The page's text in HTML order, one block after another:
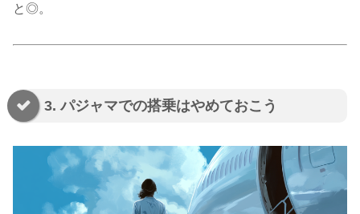
と◎。
3. パジャマでの搭乗はやめておこう